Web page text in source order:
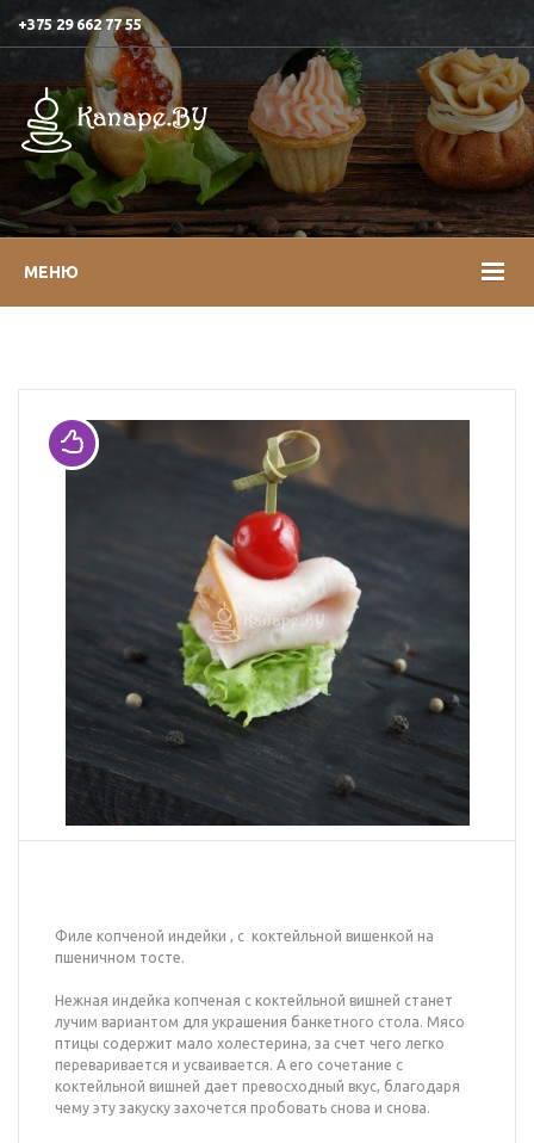
+375 29 662 77 55
МЕНЮ
Филе копченой индейки , с коктейльной вишенкой на
пшеничном тосте.
Нежная индейка копченая с коктейльной вишней станет
лучим вариантом для украшения банкетного стола. Мясо
птицы содержит мало холестерина, за счет чего легко
переваривается и усваивается. А его сочетание с
коктейльной вишней дает превосходный вкус, благодаря
чему эту закуску захочется пробовать снова и снова.